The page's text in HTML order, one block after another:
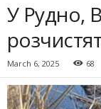
У Рудно,
March 6, 2025 68